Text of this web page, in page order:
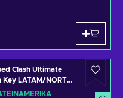
Clash Ultimate
Key LATAM/NORTH